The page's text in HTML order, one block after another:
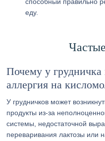
еду.
Почему у
аллергия на
У грудничков может
продукты из-за
системы, недостаточной
переваривания лактозы или